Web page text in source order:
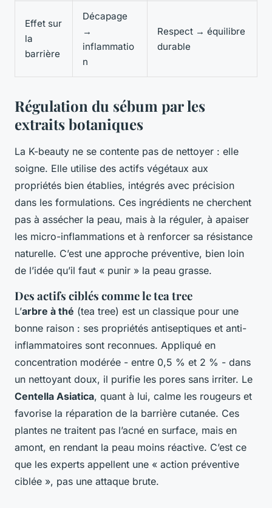
Effet sur
la
barrière
Décapage
→
inflammatio
n
Respect → équilibre
durable
Régulation du sébum par les
extraits botaniques
La K-beauty ne se contente pas de nettoyer : elle
soigne. Elle utilise des actifs végétaux aux
propriétés bien établies, intégrés avec précision
dans les formulations. Ces ingrédients ne cherchent
pas à assécher la peau, mais à la réguler, à apaiser
les micro-inflammations et à renforcer sa résistance
naturelle. C’est une approche préventive, bien loin
de l’idée qu’il faut « punir » la peau grasse.
Des actifs ciblés comme le tea tree
L’arbre à thé (tea tree) est un classique pour une
bonne raison : ses propriétés antiseptiques et anti-
inflammatoires sont reconnues. Appliqué en
concentration modérée - entre 0,5 % et 2 % - dans
un nettoyant doux, il purifie les pores sans irriter. Le
Centella Asiatica, quant à lui, calme les rougeurs et
favorise la réparation de la barrière cutanée. Ces
plantes ne traitent pas l’acné en surface, mais en
amont, en rendant la peau moins réactive. C’est ce
que les experts appellent une « action préventive
ciblée », pas une attaque brute.